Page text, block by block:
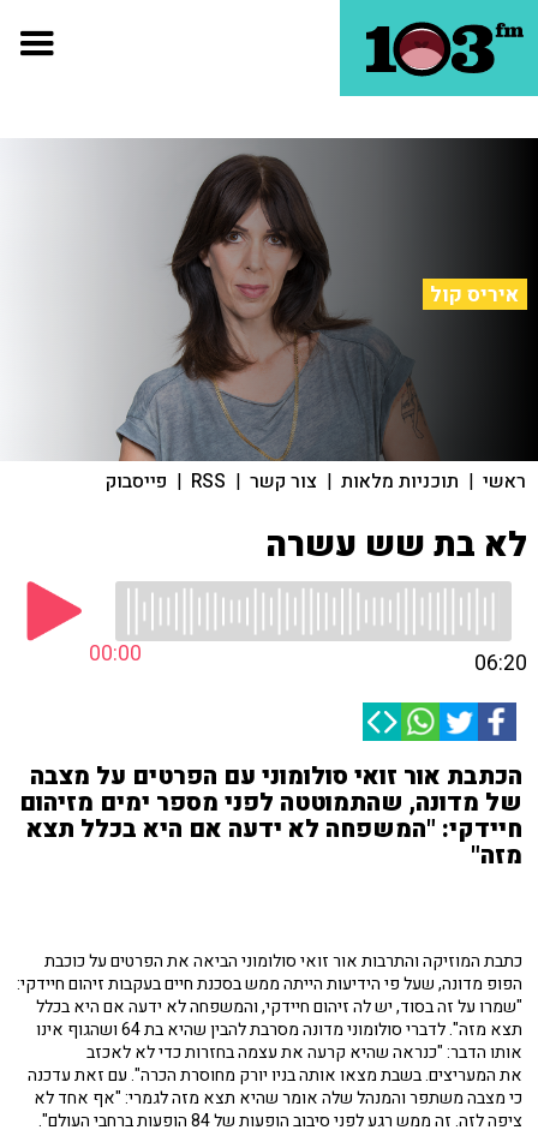
איריס קול
ראשי | תוכניות מלאות | צור קשר |
RSS
| פייסבוק
לא בת שש עשרה
00:00 06:20
הכתבת אור זואי סולומוני עם הפרטים על מצבה
של מדונה, שהתמוטטה לפני מספר ימים מזיהום
חיידקי: "המשפחה לא ידעה אם היא בכלל תצא
מזה"
כתבת המוזיקה והתרבות אור זואי סולומוני הביאה את הפרטים על כוכבת
הפופ מדונה, שעל פי הידיעות הייתה ממש בסכנת חיים בעקבות זיהום חיידקי:
"שמרו על זה בסוד, יש לה זיהום חיידקי, והמשפחה לא ידעה אם היא בכלל
תצא מזה". לדברי סולומוני מדונה מסרבת להבין שהיא בת 64 ושהגוף אינו
אותו הדבר: "כנראה שהיא קרעה את עצמה בחזרות כדי לא לאכזב
את המעריצים. בשבת מצאו אותה בניו יורק מחוסרת הכרה". עם זאת עדכנה
כי מצבה משתפר והמנהל שלה אומר שהיא תצא מזה לגמרי: "אף אחד לא
ציפה לזה. זה ממש רגע לפני סיבוב הופעות של 84 הופעות ברחבי העולם".